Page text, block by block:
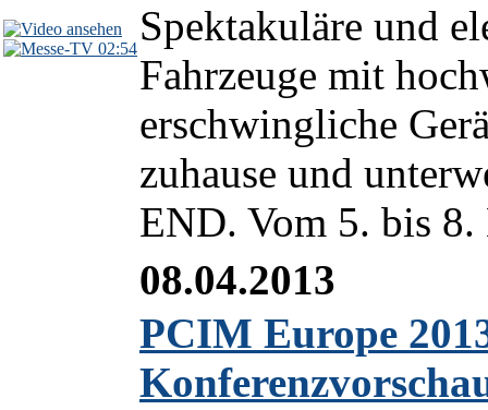
02:54 Spektakuläre und
Fahrzeuge mit
erschwingliche
zuhause und
END. Vom 5. bis
08.04.2013
PCIM Europe